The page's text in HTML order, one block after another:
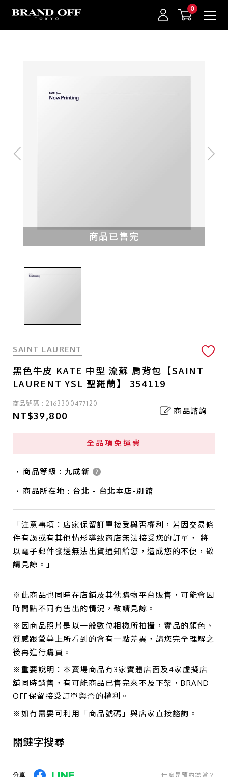
中古名牌業界No.1的BRAND OFF。BRAND OFF官網購物/h1>
登入/註冊
商品已售完
SAINT LAURENT
黑色牛皮 KATE 中型 流蘇 肩背包【SAINT
LAURENT YSL 聖羅蘭】 354119
商品號碼 : 2163300477120
NT$39,800 商品諮詢
全品項免運費
商品等級 : 九成新
商品所在地 : 台北 - 台北本店-別館
「注意事項：店家保留訂單接受與否權利，若因交易條
件有誤或有其他情形導致商店無法接受您的訂單， 將
以電子郵件發送無法出貨通知給您，造成您的不便，敬
請見諒。」
※此商品也同時在店鋪及其他購物平台販售，可能會因
時間點不同有售出的情況，敬請見諒。
※因商品照片是以一般數位相機所拍攝，實品的顏色、
質感跟螢幕上所看到的會有一點差異，請您完全理解之
後再進行購買。
※重要說明：本賣場商品有3家實體店面及4家虛擬店
舖同時銷售，有可能商品已售完來不及下架，BRAND
OFF保留接受訂單與否的權利。
※如有需要可利用「商品號碼」與店家直接諮詢。
關鍵字搜尋
分享 什麼是預約鑑賞？